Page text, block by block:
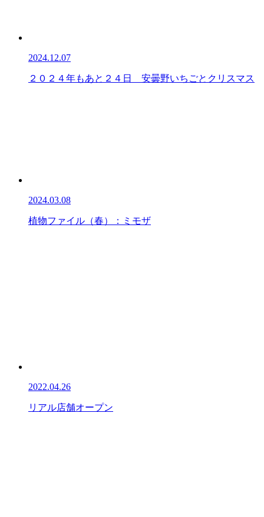
2024.12.07
２０２４年もあと２４日 安曇野いちごとクリスマス
2024.03.08
植物ファイル（春）：ミモザ
2022.04.26
リアル店舗オープン